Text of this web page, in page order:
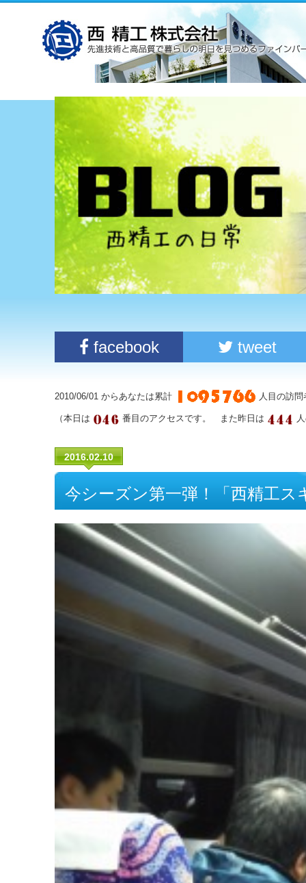
facebook tweet
2010/06/01 からあなたは累計 人目の訪
（本日は 番目のアクセスです。 また昨日は
2016.02.10
今シーズン第一弾！「西精工